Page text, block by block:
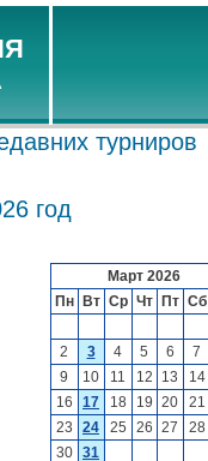
турниров
год
Март 2026
Пн
Вт Ср Чт Пт Сб
2
3 4 5 6 7
9
10 11 12 13 14
16
17 18 19 20 21
23
24 25 26 27 28
30
31